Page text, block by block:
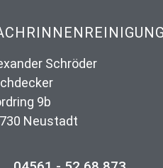
Schröder
9b
Neustadt